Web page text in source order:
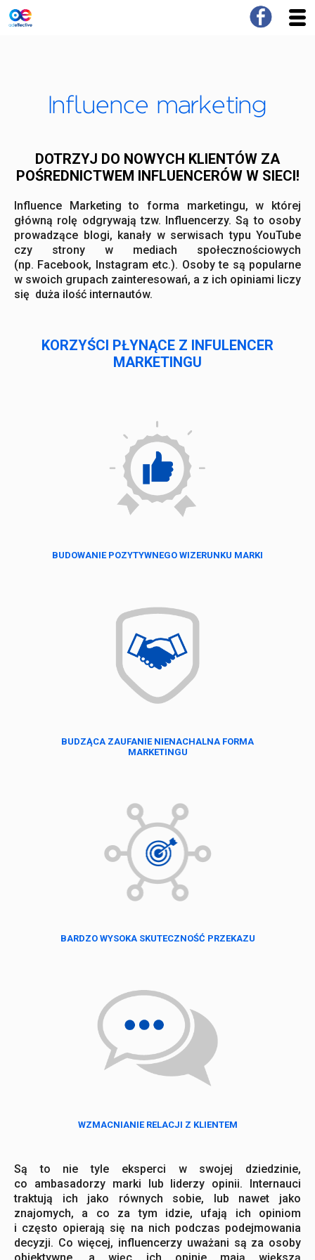
Influence marketing
DOTRZYJ DO NOWYCH KLIENTÓW ZA
POŚREDNICTWEM INFLUENCERÓW W SIECI!
Influence Marketing to forma marketingu, w której
główną rolę odgrywają tzw. Influencerzy. Są to osoby
prowadzące blogi, kanały w serwisach typu YouTube
czy strony w mediach społecznościowych
(np. Facebook, Instagram etc.). Osoby te są popularne
w swoich grupach zainteresowań, a z ich opiniami liczy
się duża ilość internautów.
KORZYŚCI PŁYNĄCE Z INFULENCER
MARKETINGU
BUDOWANIE POZYTYWNEGO WIZERUNKU MARKI
BUDZĄCA ZAUFANIE NIENACHALNA FORMA
MARKETINGU
BARDZO WYSOKA SKUTECZNOŚĆ PRZEKAZU
WZMACNIANIE RELACJI Z KLIENTEM
Są to nie tyle eksperci w swojej dziedzinie,
co ambasadorzy marki lub liderzy opinii. Internauci
traktują ich jako równych sobie, lub nawet jako
znajomych, a co za tym idzie, ufają ich opiniom
i często opierają się na nich podczas podejmowania
decyzji. Co więcej, influencerzy uważani są za osoby